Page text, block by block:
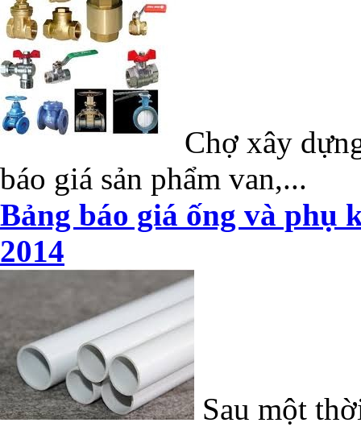
Chợ xây
báo giá sản phẩm van,...
Bảng báo giá ống và phụ
2014
Sau một